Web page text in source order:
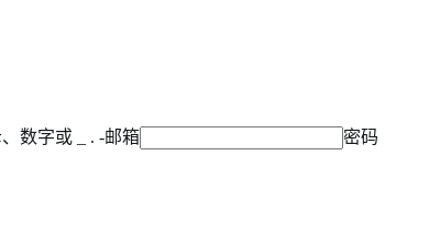
数字或 _ . -邮箱 密码